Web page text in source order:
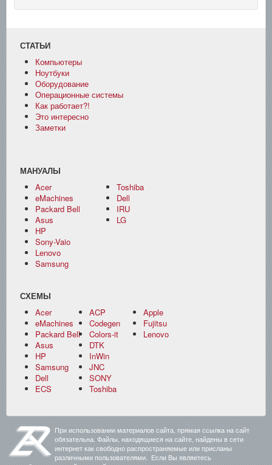
СТАТЬИ
Компьютеры
Ноутбуки
Оборудование
Операционные системы
Как работает?!
Это интересно
Заметки
МАНУАЛЫ
Acer
eMachines
Packard Bell
Asus
HP
Sony-Vaio
Lenovo
Samsung
Toshiba
Dell
IRU
LG
СХЕМЫ
Acer
eMachines
Packard Bell
Asus
HP
Samsung
Dell
ECS
ACP
Codegen
Colors-it
DTK
InWin
JNC
SONY
Toshiba
Apple
Fujitsu
Lenovo
При использовании материалов сайта, прямая ссылка на сайт
обязательна. Файлы, находящиеся на сайте, найдены в сети
интернет как свободно распространяемые или присланы
различными пользователями. Если Вы являетесь